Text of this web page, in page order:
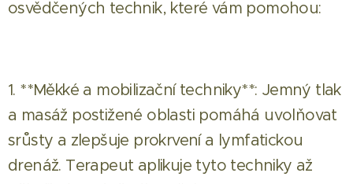
osvědčených technik, které vám pomohou:
1. **Měkké a mobilizační techniky**: Jemný tlak
a masáž postižené oblasti pomáhá uvolňovat
srůsty a zlepšuje prokrvení a lymfatickou
drenáž. Terapeut aplikuje tyto techniky až